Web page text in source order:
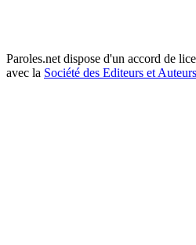
Paroles.net dispose d'un accord de
avec la Société des Editeurs et